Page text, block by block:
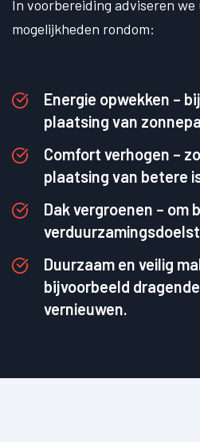
In voorbereiding adviseren we
mogelijkheden rondom:
Energie opwekken –
plaatsing van
Comfort verhogen –
plaatsing van betere
Dak vergroenen – om
Duurzaam en veilig
bijvoorbeeld
vernieuwen.